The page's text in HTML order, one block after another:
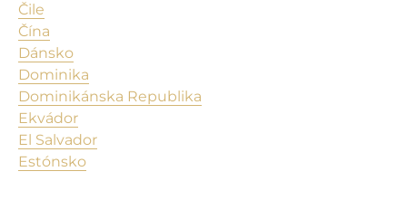
Čile
Čína
Dánsko
Dominika
Dominikánska Republika
Ekvádor
El Salvador
Estónsko